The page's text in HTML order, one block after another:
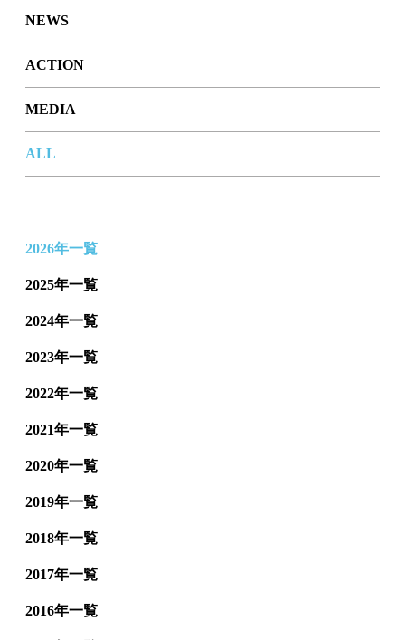
NEWS
ACTION
MEDIA
ALL
2026年一覧
2025年一覧
2024年一覧
2023年一覧
2022年一覧
2021年一覧
2020年一覧
2019年一覧
2018年一覧
2017年一覧
2016年一覧